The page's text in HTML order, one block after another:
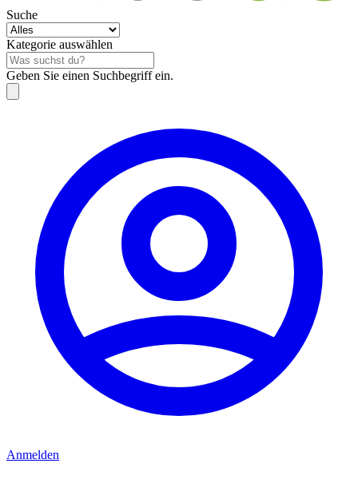
Suche
Kategorie auswählen
Geben Sie einen Suchbegriff ein.
Anmelden